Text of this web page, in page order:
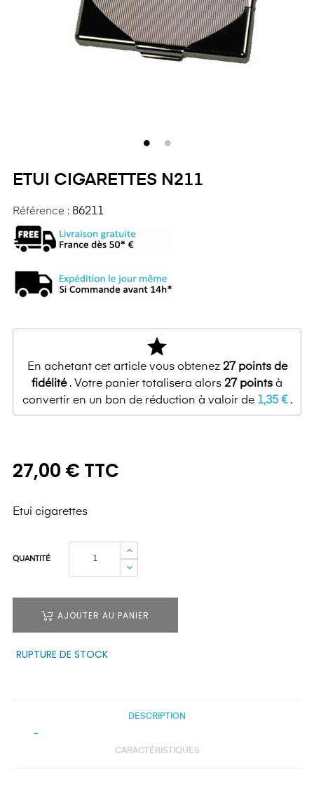
ETUI CIGARETTES N211
Référence : 86211
star
En achetant cet article vous obtenez 27points de
fidélité. Votre panier totalisera alors 27 points à
convertir en un bon de réduction à valoir de 1,35 €.
27,00 € TTC
Etui cigarettes
QUANTITÉ
AJOUTER AU PANIER
RUPTURE DE STOCK
DESCRIPTION
CARACTÉRISTIQUES